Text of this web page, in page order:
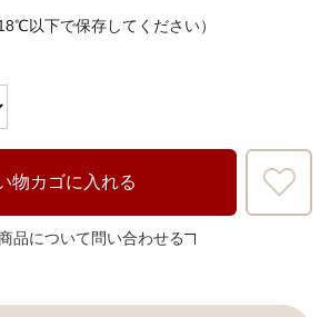
以下で保存してください）
物カゴに入れる
品について問い合わせる